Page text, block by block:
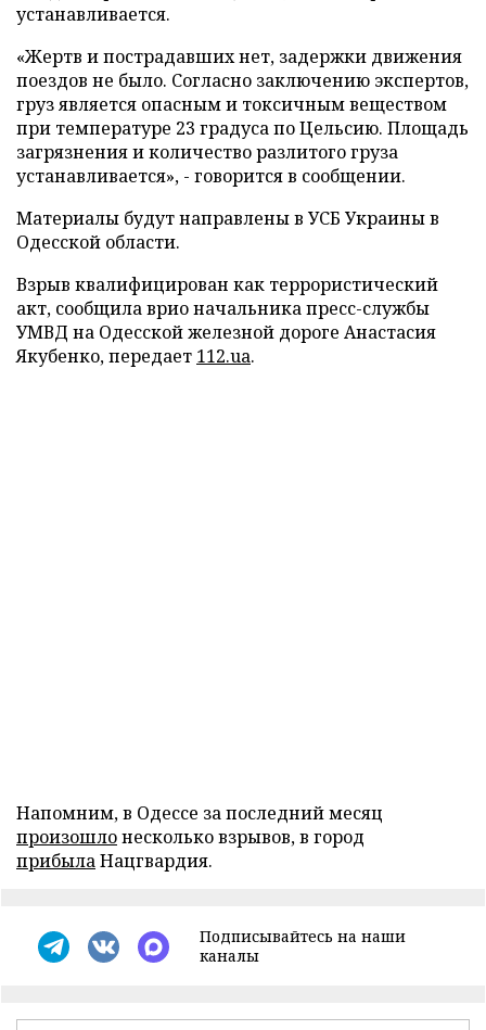
устанавливается.
«Жертв и пострадавших нет, задержки движения
поездов не было. Согласно заключению экспертов,
груз является опасным и токсичным веществом
при температуре 23 градуса по Цельсию. Площадь
загрязнения и количество разлитого груза
устанавливается», - говорится в сообщении.
Материалы будут направлены в УСБ Украины в
Одесской области.
Взрыв квалифицирован как террористический
акт, сообщила врио начальника пресс-службы
УМВД на Одесской железной дороге Анастасия
Якубенко, передает 112.ua.
Напомним, в Одессе за последний месяц
произошлонесколько взрывов, в город
прибылаНацгвардия.
Подписывайтесь на наши
каналы